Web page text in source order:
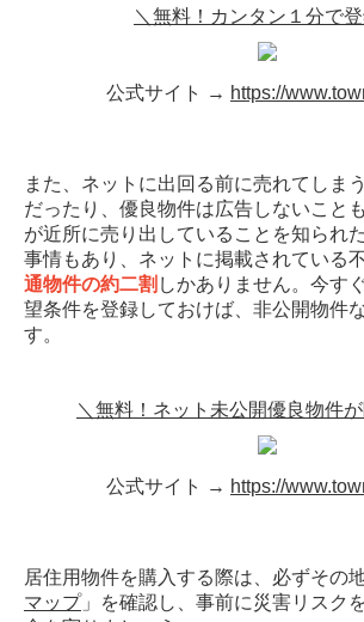
＼無料！カンタン１分で
公式サイト → https://
また、ネットに出回る前に売れてしま
だったり、優良物件は広告しないこと
が近所に売り出していることを知られ
事情もあり、ネットに掲載されている
通物件の約二割 しかありません。今す
望条件を登録しておけば、非公開物件
す。
＼無料！ネット未公開優良物件
公式サイト → https://
居住用物件を購入する際は、必ずその
マップ」を確認し、事前に災害リスク